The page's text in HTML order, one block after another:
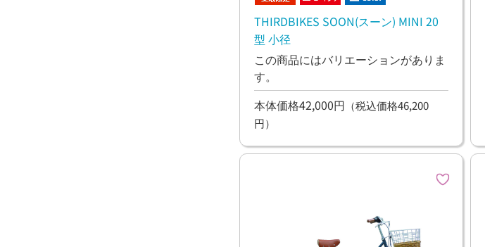
THIRDBIKES SOON(スーン) MINI 20
型 小径
この商品にはバリエーションがありま
す。
本体価格42,000円 （税込価格46,200
円）